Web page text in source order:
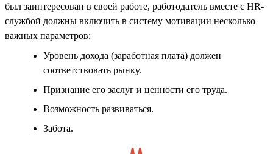
был заинтересован в своей работе, работодатель вместе с HR-
службой должны включить в систему мотивации несколько
важных параметров:
Уровень дохода (заработная плата) должен
соответствовать рынку.
Признание его заслуг и ценности его труда.
Возможность развиваться.
Забота.